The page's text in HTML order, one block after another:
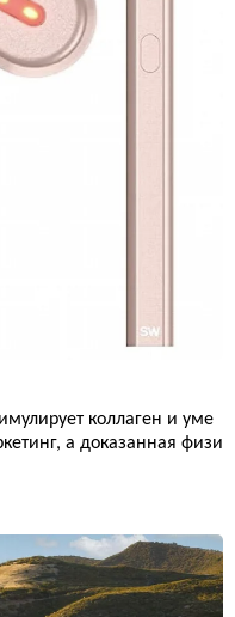
коллаген и уме
а доказанная физи